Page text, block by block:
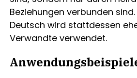
Beziehungen verbunden
Deutsch wird stattdessen
Verwandte verwendet.